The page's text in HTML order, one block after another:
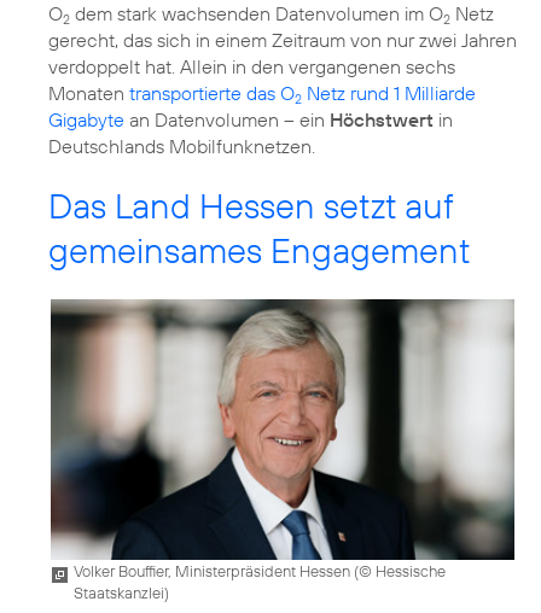
O2 dem stark wachsenden Datenvolumen im O2 Netz
gerecht, das sich in einem Zeitraum von nur zwei Jahren
verdoppelt hat. Allein in den vergangenen sechs
Monaten transportierte das O2 Netz rund 1 Milliarde
Gigabyte an Datenvolumen – ein Höchstwert in
Deutschlands Mobilfunknetzen.
Das Land Hessen setzt auf
gemeinsames Engagement
Volker Bouffier, Ministerpräsident Hessen (© Hessische
Staatskanzlei)